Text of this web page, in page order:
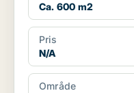
Ca. 600 m2
Pris
N/A
Område